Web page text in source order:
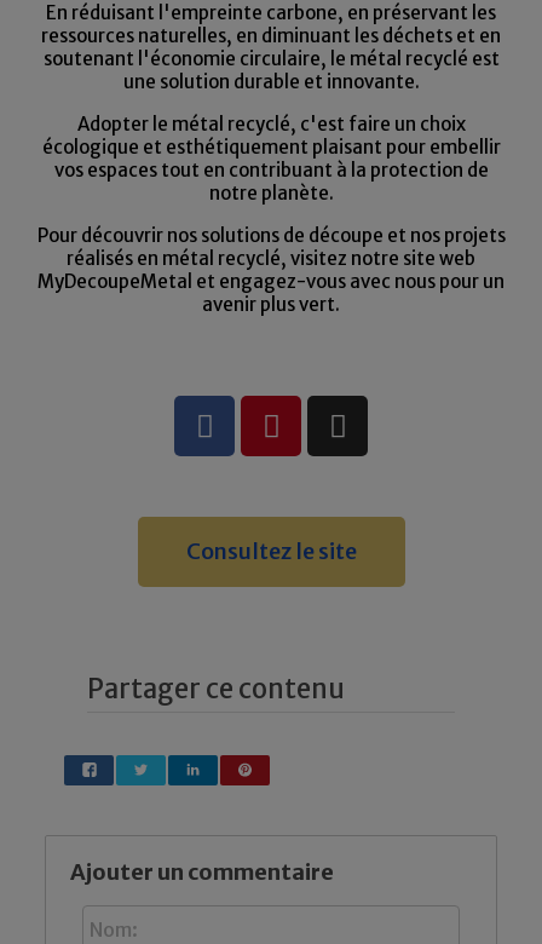
En réduisant l'empreinte carbone, en préservant les
ressources naturelles, en diminuant les déchets et en
soutenant l'économie circulaire, le métal recyclé est
une solution durable et innovante.
Adopter le métal recyclé, c'est faire un choix
écologique et esthétiquement plaisant pour embellir
vos espaces tout en contribuant à la protection de
notre planète.
Pour découvrir nos solutions de découpe et nos projets
réalisés en métal recyclé, visitez notre site web
MyDecoupeMetal et engagez-vous avec nous pour un
avenir plus vert.
Consultez le site
Partager ce contenu
Ajouter un commentaire